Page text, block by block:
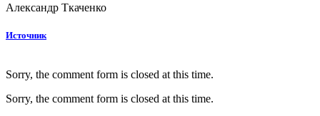
Александр Ткаченко
Источник
Sorry, the comment form is closed at this time.
Sorry, the comment form is closed at this time.